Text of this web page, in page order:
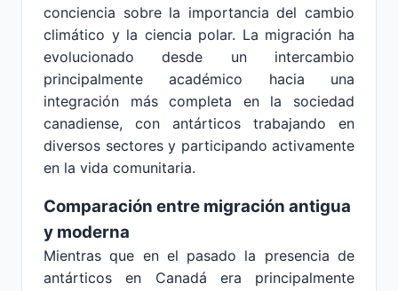
conciencia sobre la importancia del cambio
climático y la ciencia polar. La migración ha
evolucionado desde un intercambio
principalmente académico hacia una
integración más completa en la sociedad
canadiense, con antárticos trabajando en
diversos sectores y participando activamente
en la vida comunitaria.
Comparación entre migración antigua
y moderna
Mientras que en el pasado la presencia de
antárticos en Canadá era principalmente